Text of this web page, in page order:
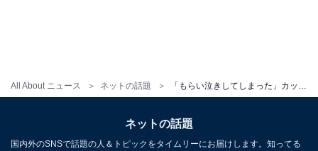
All About ニュース ネットの話題 「もらい泣きしてしまった」カップルYouTuber、プロポーズ動画に反響！ 「絶対いい夫婦になる！」
ネットの話題
国内外のSNSで話題の人＆トピックをタイムリーにお届けします。知ってる